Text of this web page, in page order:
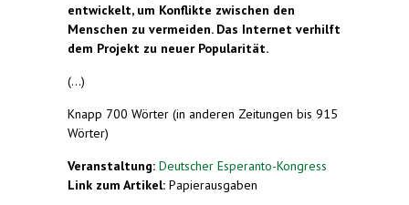
entwickelt, um Konflikte zwischen den
Menschen zu vermeiden. Das Internet verhilft
dem Projekt zu neuer Popularität.
(...)
Knapp 700 Wörter (in anderen Zeitungen bis 915
Wörter)
Veranstaltung: Deutscher Esperanto-Kongress
Link zum Artikel: Papierausgaben